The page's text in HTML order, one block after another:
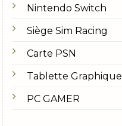
Nintendo Switch
Siège Sim Racing
Carte PSN
Tablette Graphique
PC GAMER